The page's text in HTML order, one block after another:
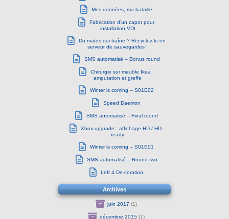
Mes données, ma bataille
Fabrication d’un capot pour
installation VDI
Du matos qui traîne ? Recyclez-le en
serveur de sauvegardes !
SMS automatisé – Bonus round
Chirurgie sur meuble Ikea :
amputation et greffe
Winter is coming – S01E02
Speed Daemon
SMS automatisé – Final round
Xbox upgrade : affichage HD / HD-
ready
Winter is coming – S01E01
SMS automatisé – Round two
Left 4 De-coration
Archives
juin 2017 (1)
décembre 2015 (1)